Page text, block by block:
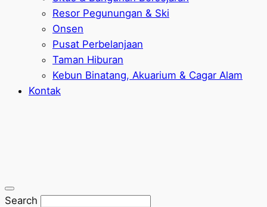
Resor Pegunungan & Ski
Onsen
Pusat Perbelanjaan
Taman Hiburan
Kebun Binatang, Akuarium & Cagar Alam
Kontak
Search